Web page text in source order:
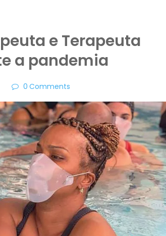
e Terapeuta
a pandemia
0 Comments